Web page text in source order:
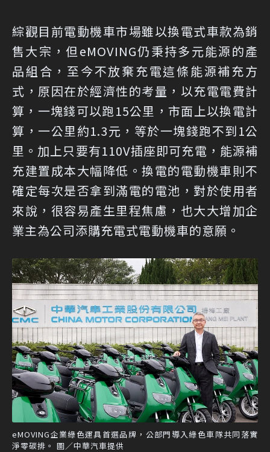
綜觀目前電動機車市場雖以換電式車款為銷
售大宗，但eMOVING仍秉持多元能源的產
品組合，至今不放棄充電這條能源補充方
式，原因在於經濟性的考量，以充電電費計
算，一塊錢可以跑15公里，市面上以換電計
算，一公里約1.3元，等於一塊錢跑不到1公
里。加上只要有110V插座即可充電，能源補
充建置成本大幅降低。換電的電動機車則不
確定每次是否拿到滿電的電池，對於使用者
來說，很容易產生里程焦慮，也大大增加企
業主為公司添購充電式電動機車的意願。
eMOVING企業綠色運具首選品牌，公部門導入綠色車隊共同落實
淨零碳排。 圖／中華汽車提供